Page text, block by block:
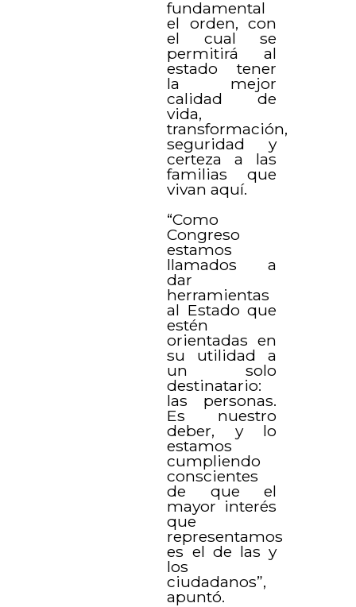
fundamental
el orden, con
el cual se
permitirá al
estado tener
la mejor
calidad de
vida,
transformación,
seguridad y
certeza a las
familias que
vivan aquí.
“Como
Congreso
estamos
llamados a
dar
herramientas
al Estado que
estén
orientadas en
su utilidad a
un solo
destinatario:
las personas.
Es nuestro
deber, y lo
estamos
cumpliendo
conscientes
de que el
mayor interés
que
representamos
es el de las y
los
ciudadanos”,
apuntó.